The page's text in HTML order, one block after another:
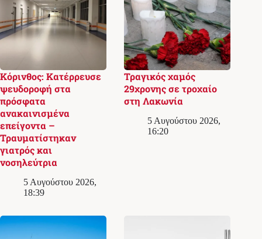
Κόρινθος: Κατέρρευσε
ψευδοροφή στα
πρόσφατα
ανακαινισμένα
επείγοντα –
Τραυματίστηκαν
γιατρός και
νοσηλεύτρια
5 Αυγούστου 2026,
18:39
Τραγικός χαμός
29χρονης σε τροχαίο
στη Λακωνία
5 Αυγούστου 2026,
16:20